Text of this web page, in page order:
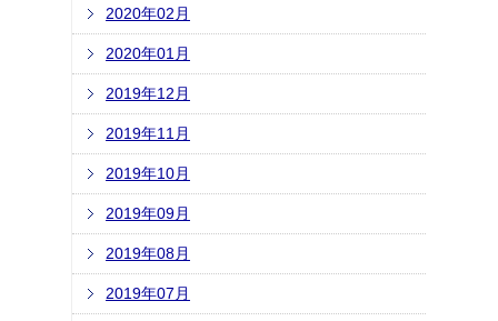
2020年02月
2020年01月
2019年12月
2019年11月
2019年10月
2019年09月
2019年08月
2019年07月